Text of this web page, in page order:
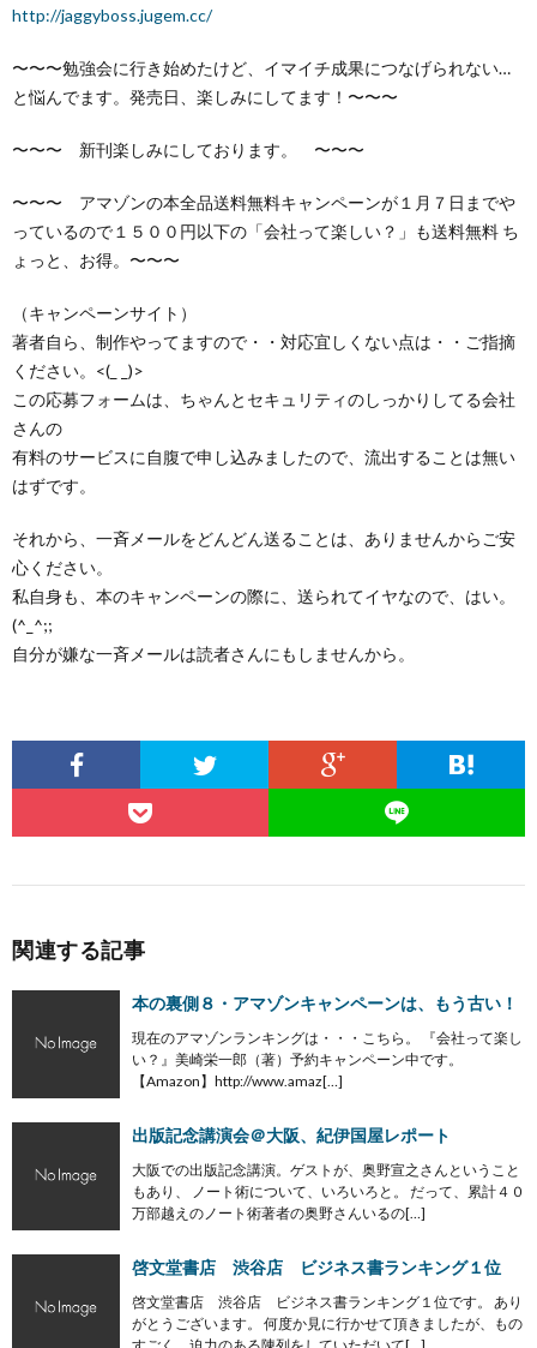
http://jaggyboss.jugem.cc/
〜〜〜勉強会に行き始めたけど、イマイチ成果につなげられない…
と悩んでます。発売日、楽しみにしてます！〜〜〜
〜〜〜 新刊楽しみにしております。 〜〜〜
〜〜〜 アマゾンの本全品送料無料キャンペーンが１月７日までや
っているので１５００円以下の「会社って楽しい？」も送料無料 ち
ょっと、お得。〜〜〜
（キャンペーンサイト）
著者自ら、制作やってますので・・対応宜しくない点は・・ご指摘
ください。<(_ _)>
この応募フォームは、ちゃんとセキュリティのしっかりしてる会社
さんの
有料のサービスに自腹で申し込みましたので、流出することは無い
はずです。
それから、一斉メールをどんどん送ることは、ありませんからご安
心ください。
私自身も、本のキャンペーンの際に、送られてイヤなので、はい。
(^_^;;
自分が嫌な一斉メールは読者さんにもしませんから。
関連する記事
本の裏側８・アマゾンキャンペーンは、もう古い！
現在のアマゾンランキングは・・・こちら。 『会社って楽し
い？』美崎栄一郎（著）予約キャンペーン中です。
【Amazon】http://www.amaz[…]
出版記念講演会＠大阪、紀伊国屋レポート
大阪での出版記念講演。ゲストが、奥野宣之さんということ
もあり、 ノート術について、いろいろと。 だって、累計４０
万部越えのノート術著者の奥野さんいるの[…]
啓文堂書店 渋谷店 ビジネス書ランキング１位
啓文堂書店 渋谷店 ビジネス書ランキング１位です。 あり
がとうございます。 何度か見に行かせて頂きましたが、もの